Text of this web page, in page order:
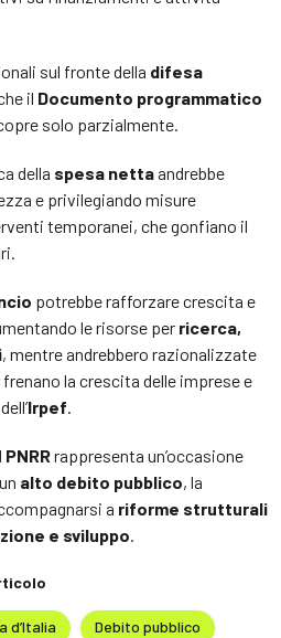
sul fronte della difesa
il Documento programmatico
solo parzialmente.
della spesa nettaandrebbe
e privilegiando misure
temporanei, che gonfiano il
potrebbe rafforzare crescita e
le risorse per ricerca,
, mentre andrebbero razionalizzate
frenano la crescita delle imprese e
Irpef.
PNRRrappresenta un’occasione
alto debito pubblico, la
a riforme strutturali
e sviluppo.
d’Italia Debito pubblico